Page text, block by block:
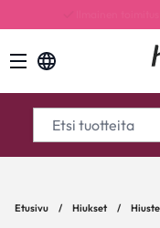
Etusivu / Hiukset /